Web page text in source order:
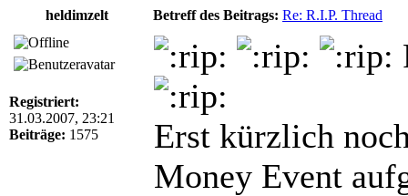
heldimzelt
Betreff des Beitrags: Re: R.I.P. Thread
Registriert:
31.03.2007, 23:21
Beiträge: 1575
Erst kürzlich
Money Event